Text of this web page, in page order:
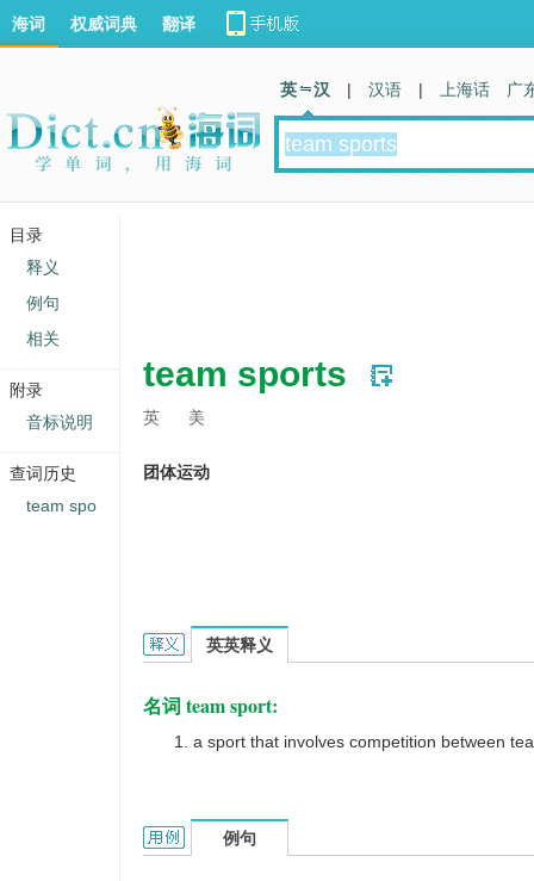
team sports
英 美
团体运动
team sports的英文翻译是什么意思，词典释义与在
英英释义
名词 team sport:
a sport that involves competition between
team sports的用法和样例：
例句
海词 权威词典 翻译
英 汉 | 汉语 | 上海话 广
目录
释义
例句
相关
附录
音标说明
查词历史
team spo